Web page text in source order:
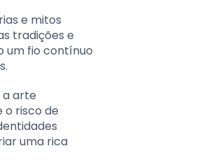
e mitos
tradições e
um fio contínuo
a arte
o risco de
uma rica